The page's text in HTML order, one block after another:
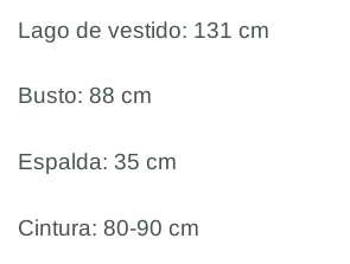
Lago de vestido: 131 cm
Busto: 88 cm
Espalda: 35 cm
Cintura: 80-90 cm